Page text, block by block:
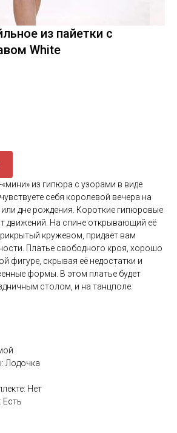
из пайетки с
White
из гипюра с узорами в виде
себя королевой вечера на
дне рождения. Короткие гипюровые
движений. На спине открывающий её
кружевом, придаёт вам
Платье свободного кроя, хорошо
фигуре, скрывая её недостатки и
формы. В этом платье будет
столом, и на танцполе.
Лодочка
Нет
Есть